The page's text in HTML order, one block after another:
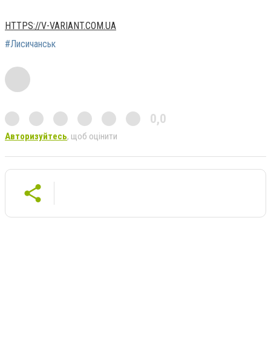
HTTPS://V-VARIANT.COM.UA
#Лисичанськ
0,0
Авторизуйтесь, щоб оцінити